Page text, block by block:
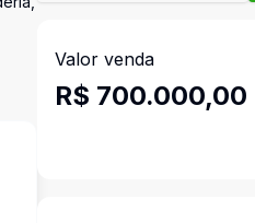
Valor venda
R$ 700.000,00